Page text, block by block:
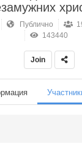
Публично
143440
Join